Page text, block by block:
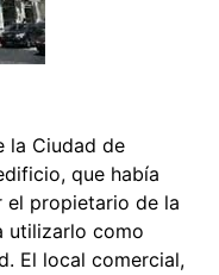
la Ciudad de
que había
el propietario de la
utilizarlo como
El local comercial,